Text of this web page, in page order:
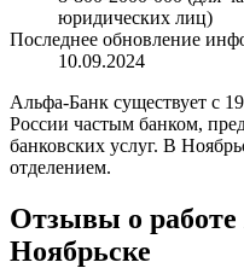
юридических лиц)
Последнее обновление
10.09.2024
Альфа-Банк существует с
России частым банком,
банковских услуг. В
отделением.
Отзывы о
Ноябрьске